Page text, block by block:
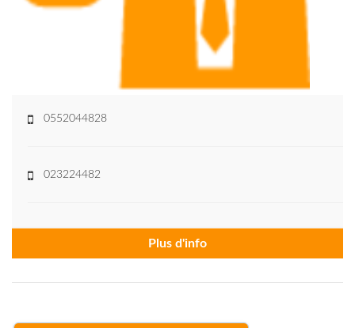
0552044828
023224482
Plus d'info